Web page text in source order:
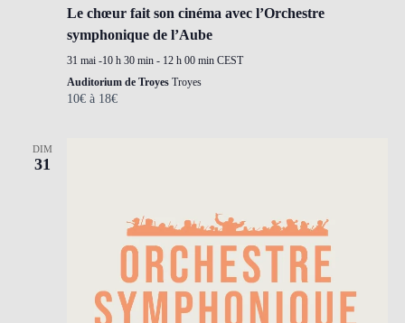
Le chœur fait son cinéma avec l’Orchestre
symphonique de l’Aube
31 mai -10 h 30 min- 12 h 00 min CEST
Auditorium de Troyes Troyes
10€ à 18€
DIM
31